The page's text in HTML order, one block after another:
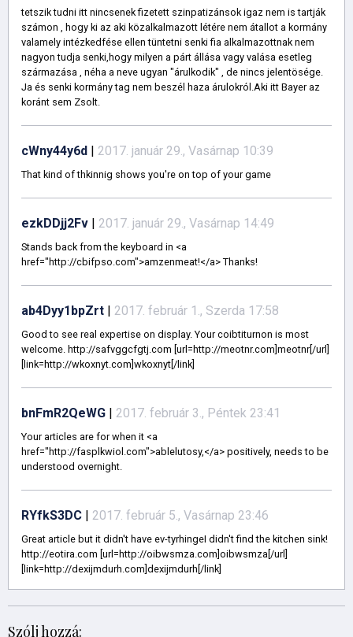
tetszik tudni itt nincsenek fizetett szinpatizánsok igaz nem is tartják
számon , hogy ki az aki közalkalmazott létére nem átallot a kormány
valamely intézkedfése ellen tüntetni senki fia alkalmazottnak nem
nagyon tudja senki,hogy milyen a párt állása vagy valása esetleg
származása , néha a neve ugyan "árulkodik" , de nincs jelentösége.
Ja és senki kormány tag nem beszél haza árulokról.Aki itt Bayer az
koránt sem Zsolt.
cWny44y6d | 2017. január 29., Vasárnap 10:39
That kind of thkinnig shows you're on top of your game
ezkDDjj2Fv | 2017. január 29., Vasárnap 14:49
Stands back from the keyboard in <a
href="http://cbifpso.com">amzenmeat!</a> Thanks!
ab4Dyy1bpZrt | 2017. február 1., Szerda 17:58
Good to see real expertise on display. Your coibtiturnon is most
welcome. http://safvggcfgtj.com [url=http://meotnr.com]meotnr[/url]
[link=http://wkoxnyt.com]wkoxnyt[/link]
bnFmR2QeWG | 2017. február 3., Péntek 23:41
Your articles are for when it <a
href="http://fasplkwiol.com">ablelutosy,</a> positively, needs to be
understood overnight.
RYfkS3DC | 2017. február 5., Vasárnap 23:46
Great article but it didn't have ev-tyrhingeI didn't find the kitchen sink!
http://eotira.com [url=http://oibwsmza.com]oibwsmza[/url]
[link=http://dexijmdurh.com]dexijmdurh[/link]
Szólj hozzá: